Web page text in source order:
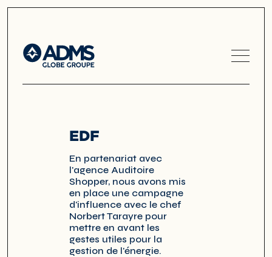
EDF
En partenariat avec
l'agence Auditoire
Shopper, nous avons mis
en place une campagne
d'influence avec le chef
Norbert Tarayre pour
mettre en avant les
gestes utiles pour la
gestion de l'énergie.